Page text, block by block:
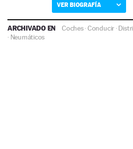
VER BIOGRAFÍA
ARCHIVADO EN Coches·Conducir ·
· Neumáticos